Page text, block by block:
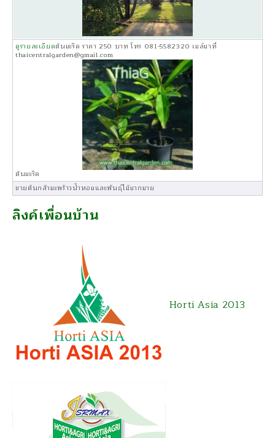
ดูรายละเอียดต้นมะริด ราคา 250 บาท โทร 081-5582320 เมล์มาที่
thaicentralgarden@gmail.com
ต้นมะริด
ขายต้นกล้ามะพร้าวน้ำหอมและพันธุ์ไม้มากมาย
ลิงค์เพื่อนบ้าน
Horti Asia 2013